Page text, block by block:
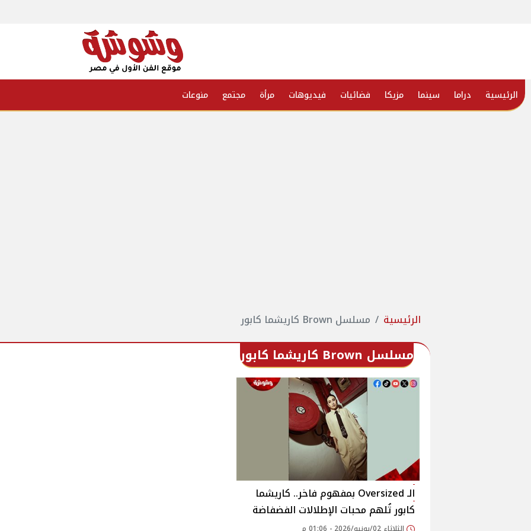
الرئيسية دراما سينما مزيكا فضائيات فيديوهات مرأة مجتمع منوعات
الرئيسية مسلسل Brown كاريشما كابور
مسلسل Brown كاريشما كابور
الـ Oversized بمفهوم فاخر.. كاريشما
كابور تُلهم محبات الإطلالات الفضفاضة